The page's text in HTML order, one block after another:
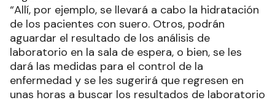
“Allí, por ejemplo, se llevará a cabo la hidratación
de los pacientes con suero. Otros, podrán
aguardar el resultado de los análisis de
laboratorio en la sala de espera, o bien, se les
dará las medidas para el control de la
enfermedad y se les sugerirá que regresen en
unas horas a buscar los resultados de laboratorio